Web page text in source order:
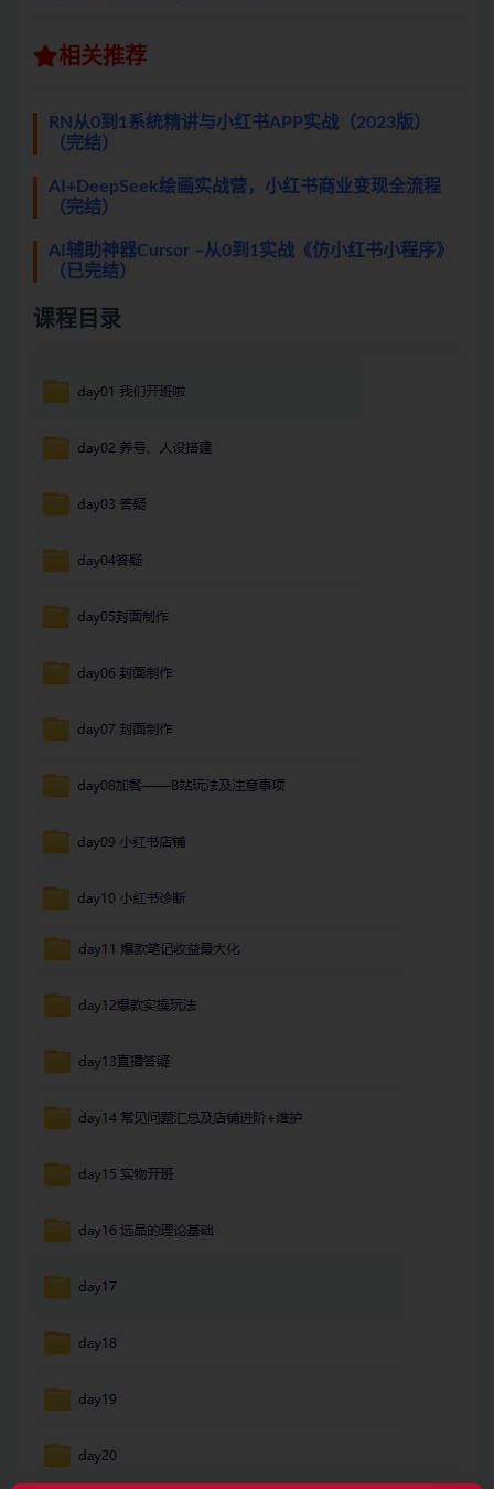
相关推荐
RN从0到1系统精讲与小红书APP实战（2023版）
（完结）
AI+DeepSeek绘画实战营，小红书商业变现全流程
（完结）
AI辅助神器Cursor –从0到1实战《仿小红书小程序》
（已完结）
课程目录